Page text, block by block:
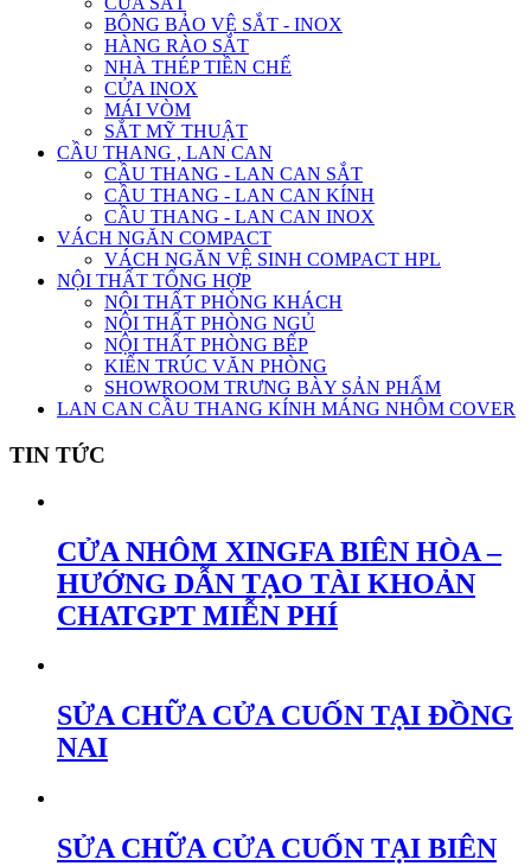
BÔNG BẢO VỆ SẮT - INOX
HÀNG RÀO SẮT
NHÀ THÉP TIỀN CHẾ
CỬA INOX
MÁI VÒM
SẮT MỸ THUẬT
CẦU THANG , LAN CAN
CẦU THANG - LAN CAN SẮT
CẦU THANG - LAN CAN KÍNH
CẦU THANG - LAN CAN INOX
VÁCH NGĂN COMPACT
VÁCH NGĂN VỆ SINH COMPACT HPL
NỘI THẤT TỔNG HỢP
NỘI THẤT PHÒNG KHÁCH
NỘI THẤT PHÒNG NGỦ
NỘI THẤT PHÒNG BẾP
KIẾN TRÚC VĂN PHÒNG
SHOWROOM TRƯNG BÀY SẢN PHẨM
LAN CAN CẦU THANG KÍNH MÁNG NHÔM COVER
TIN TỨC
CỬA NHÔM XINGFA BIÊN HÒA –
HƯỚNG DẪN TẠO TÀI KHOẢN
CHATGPT MIỄN PHÍ
SỬA CHỮA CỬA CUỐN TẠI ĐỒNG
NAI
SỬA CHỮA CỬA CUỐN TẠI BIÊN